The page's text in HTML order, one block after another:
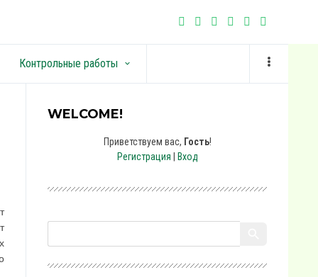
Контрольные работы keyboard_arrow_down
WELCOME!
Приветствуем вас, Гость!
Регистрация
Вход